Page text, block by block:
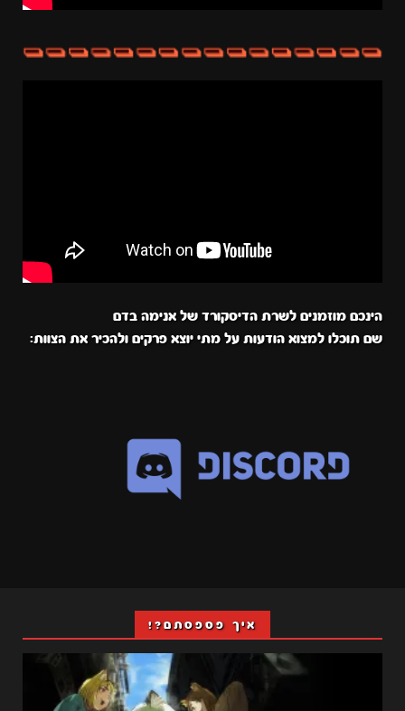
הינכם מוזמנים לשרת הדיסקורד של אנימה בדם
שם תוכלו למצוא הודעות על מתי יוצא פרקים ולהכיר את הצוות:
איך פספסתם?!